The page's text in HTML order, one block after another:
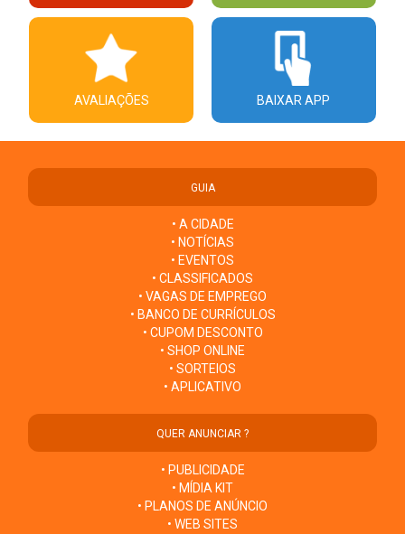
AVALIAÇÕES BAIXAR APP
GUIA
• A CIDADE
• NOTÍCIAS
• EVENTOS
• CLASSIFICADOS
• VAGAS DE EMPREGO
• BANCO DE CURRÍCULOS
• CUPOM DESCONTO
• SHOP ONLINE
• SORTEIOS
• APLICATIVO
QUER ANUNCIAR ?
• PUBLICIDADE
• MÍDIA KIT
• PLANOS DE ANÚNCIO
• WEB SITES